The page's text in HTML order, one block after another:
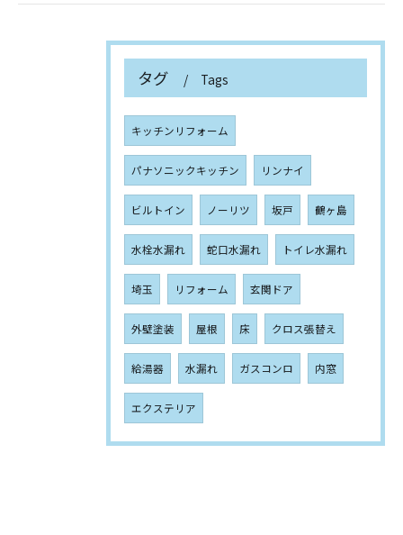
タグ Tags
キッチンリフォーム
パナソニックキッチン リンナイ
ビルトイン ノーリツ 坂戸 鶴ヶ島
水栓水漏れ 蛇口水漏れ トイレ水漏れ
埼玉 リフォーム 玄関ドア
外壁塗装 屋根 床 クロス張替え
給湯器 水漏れ ガスコンロ 内窓
エクステリア